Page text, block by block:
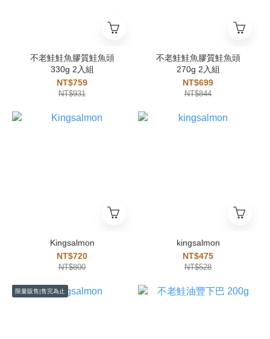
不老鮭鮭魚膠質鮭魚頭
330g 2入組
NT$759
NT$931
不老鮭鮭魚膠質鮭魚頭
270g 2入組
NT$699
NT$844
Kingsalmon
NT$720
NT$800
kingsalmon
NT$475
NT$528
限量販售|售完為止